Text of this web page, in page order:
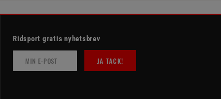
Ridsport gratis nyhetsbrev
JA TACK!